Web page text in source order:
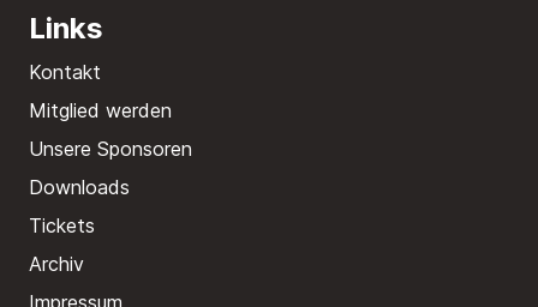
Links
Kontakt
Mitglied werden
Unsere Sponsoren
Downloads
Tickets
Archiv
Impressum